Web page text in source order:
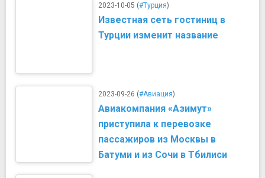
2023-10-05 (#Турция)
Известная сеть гостиниц в
Турции изменит название
2023-09-26 (#Авиация)
Авиакомпания «Азимут»
приступила к перевозке
пассажиров из Москвы в
Батуми и из Сочи в Тбилиси